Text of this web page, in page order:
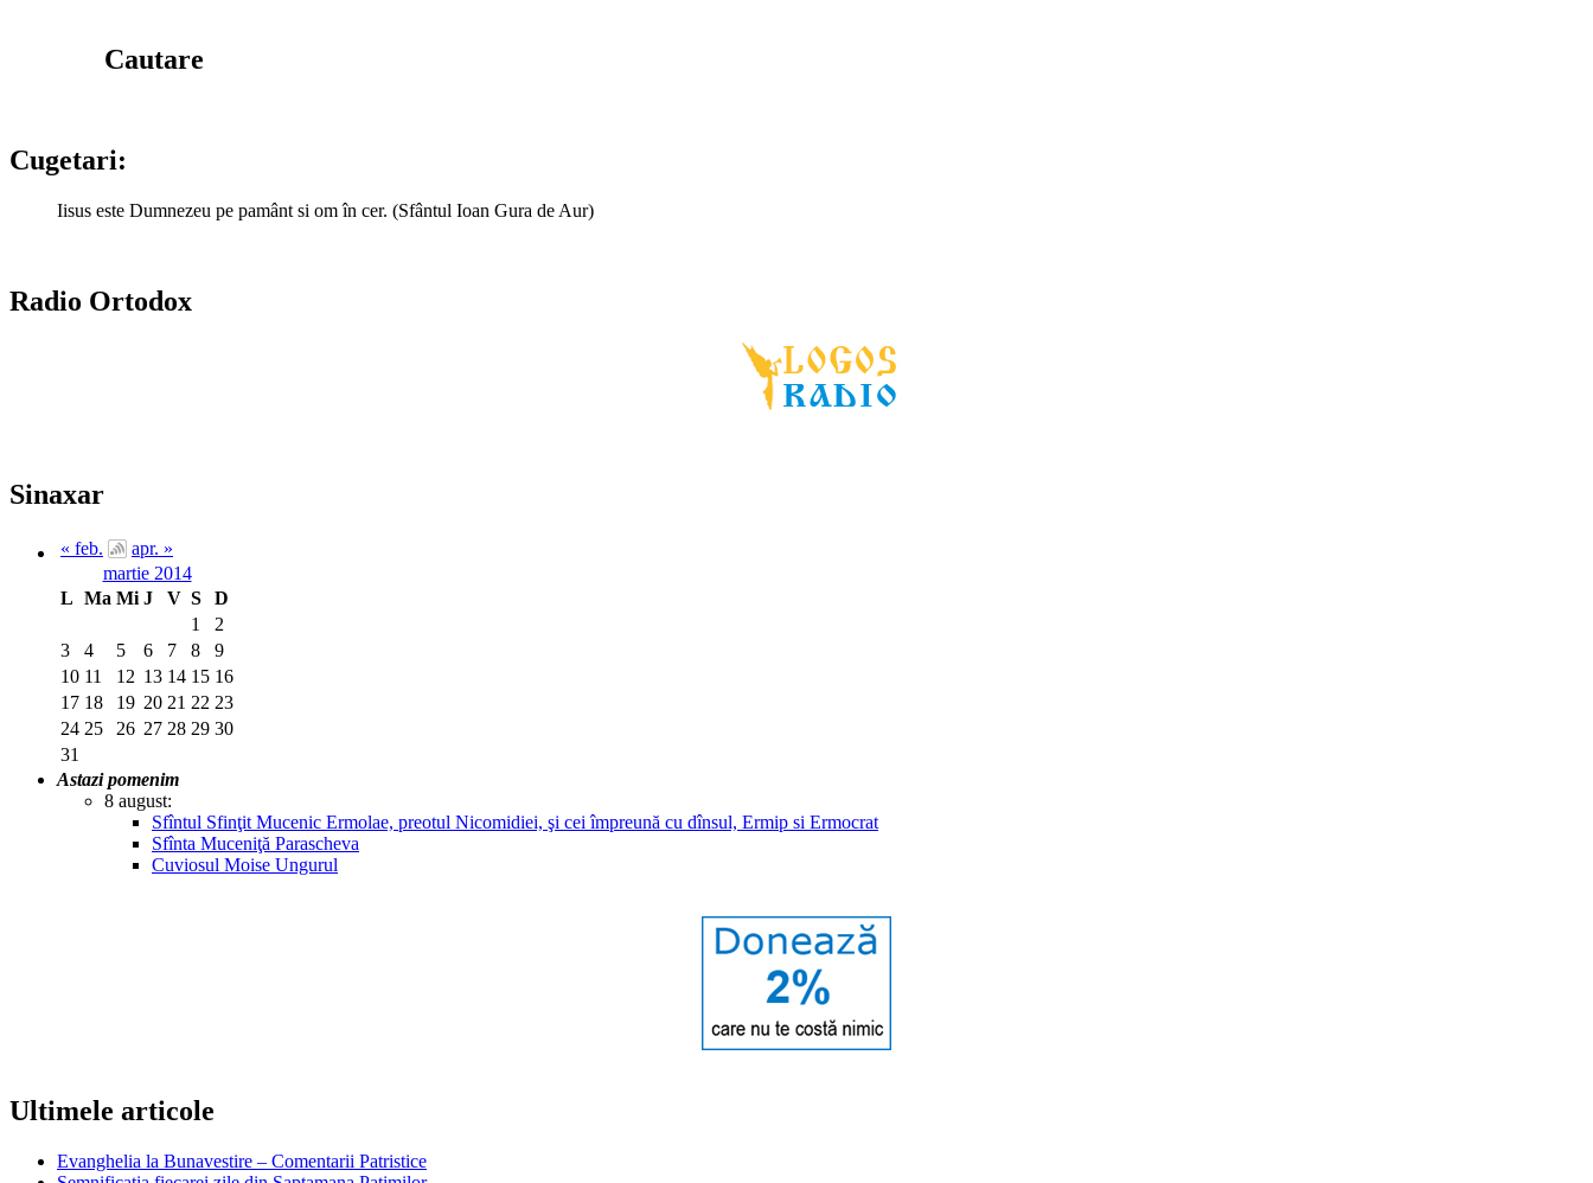
Cautare
Cugetari:
Iisus este Dumnezeu pe pamânt si om în cer. (Sfântul Ioan Gura de Aur)
Radio Ortodox
Sinaxar
« feb.
apr. »
martie 2014
L Ma Mi J V S
D
1
2
3
4 5 6 7 8
9
10 11 12 13 14 15 16
17 18 19 20 21 22 23
24 25 26 27 28 29 30
31
Astazi pomenim
8 august:
Sfîntul Sfinţit Mucenic Ermolae, preotul Nicomidiei, şi cei împreună cu dînsul, Ermip si Ermocrat
Sfînta Muceniţă Parascheva
Cuviosul Moise Ungurul
Ultimele articole
Evanghelia la Bunavestire – Comentarii Patristice